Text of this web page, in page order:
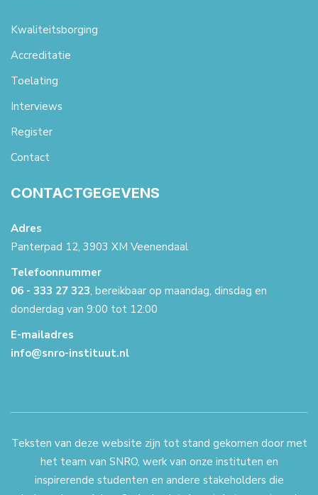
Kwaliteitsborging
Accreditatie
Toelating
Interviews
Register
Contact
CONTACTGEGEVENS
Adres
Panterpad 12, 3903 XM Veenendaal
Telefoonnummer
06 - 333 27 323, bereikbaar op maandag, dinsdag en
donderdag van 9:00 tot 12:00
E-mailadres
info@snro-instituut.nl
Teksten van deze website zijn tot stand gekomen door met
het team van SNRO, werk van onze instituten en
inspirerende studenten en andere stakeholders die